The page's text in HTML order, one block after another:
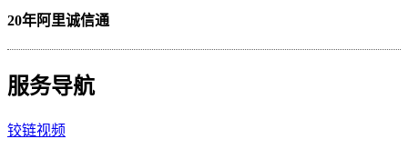
20年阿里诚信通
服务导航
铰链视频